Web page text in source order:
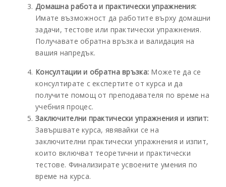
Домашна работа и практически упражнения:
Имате възможност да работите върху домашни
задачи, тестове или практически упражнения.
Получавате обратна връзка и валидация на
вашия напредък.
Консултации и обратна връзка: Можете да се
консултирате с експертите от курса и да
получите помощ от преподавателя по време на
учебния процес.
Заключителни практически упражнения и изпит:
Завършвате курса, явявайки се на
заключителни практически упражнения и изпит,
които включват теоретични и практически
тестове. Финализирате усвоените умения по
време на курса.